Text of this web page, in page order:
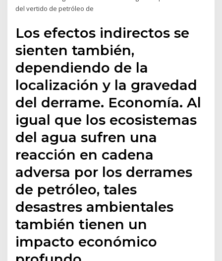
del vertido de petróleo de
Los efectos indirectos se
sienten también,
dependiendo de la
localización y la gravedad
del derrame. Economía. Al
igual que los ecosistemas
del agua sufren una
reacción en cadena
adversa por los derrames
de petróleo, tales
desastres ambientales
también tienen un
impacto económico